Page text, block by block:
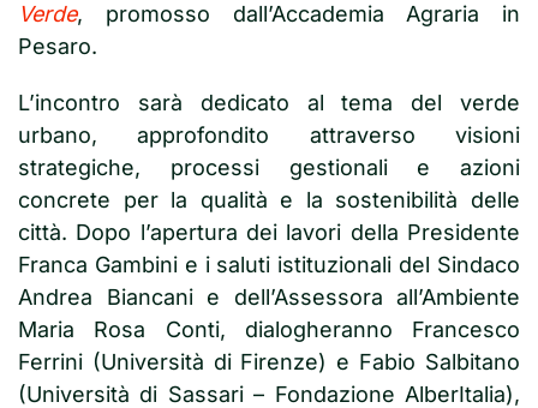
Verde, promosso dall’Accademia Agraria in
Pesaro.
L’incontro sarà dedicato al tema del verde
urbano, approfondito attraverso visioni
strategiche, processi gestionali e azioni
concrete per la qualità e la sostenibilità delle
città. Dopo l’apertura dei lavori della Presidente
Franca Gambini e i saluti istituzionali del Sindaco
Andrea Biancani e dell’Assessora all’Ambiente
Maria Rosa Conti, dialogheranno Francesco
Ferrini (Università di Firenze) e Fabio Salbitano
(Università di Sassari – Fondazione AlberItalia),